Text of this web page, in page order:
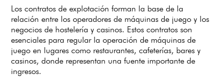
Los contratos de explotación forman la base de la
relación entre los operadores de máquinas de juego y los
negocios de hostelería y casinos. Estos contratos son
esenciales para regular la operación de máquinas de
juego en lugares como restaurantes, cafeterías, bares y
casinos, donde representan una fuente importante de
ingresos.